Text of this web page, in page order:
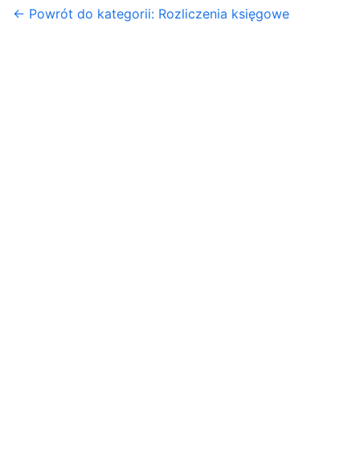
← Powrót do kategorii: Rozliczenia księgowe